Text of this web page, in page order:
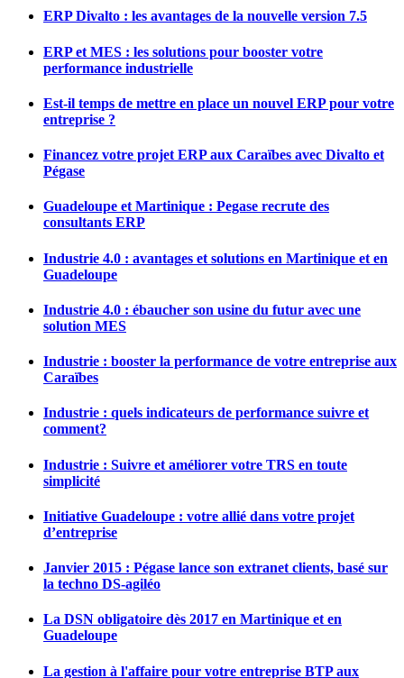
ERP Divalto : les avantages de la nouvelle version 7.5
ERP et MES : les solutions pour booster votre
performance industrielle
Est-il temps de mettre en place un nouvel ERP pour votre
entreprise ?
Financez votre projet ERP aux Caraïbes avec Divalto et
Pégase
Guadeloupe et Martinique : Pegase recrute des
consultants ERP
Industrie 4.0 : avantages et solutions en Martinique et en
Guadeloupe
Industrie 4.0 : ébaucher son usine du futur avec une
solution MES
Industrie : booster la performance de votre entreprise aux
Caraïbes
Industrie : quels indicateurs de performance suivre et
comment?
Industrie : Suivre et améliorer votre TRS en toute
simplicité
Initiative Guadeloupe : votre allié dans votre projet
d’entreprise
Janvier 2015 : Pégase lance son extranet clients, basé sur
la techno DS-agiléo
La DSN obligatoire dès 2017 en Martinique et en
Guadeloupe
La gestion à l'affaire pour votre entreprise BTP aux